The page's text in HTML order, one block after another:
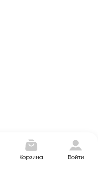
Корзина Войти